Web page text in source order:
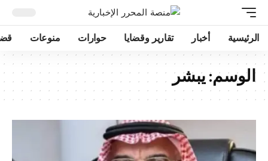
الرئيسية أخبار تقارير وقضايا حوارات منوعات
الوسم: يبشر